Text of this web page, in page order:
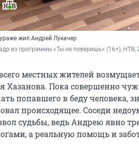
жил Андрей Лукачер
из программы «Ты не поверишь» (16+), НТВ,
местных жителей
Хазанова. Пока совершенно
попавшего в беду человека,
происходящее. Соседи
судьбы, ведь Андрею явно
а реальную помощь и